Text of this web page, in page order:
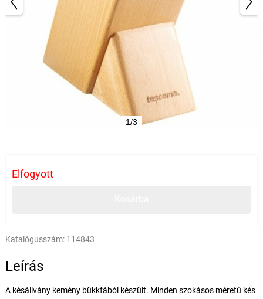
1/3
Elfogyott
Katalógusszám: 114843
Leírás
A késállvány kemény bükkfából készült. Minden szokásos méretű kés